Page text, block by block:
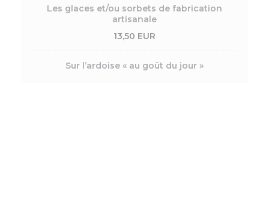
Les glaces et/ou sorbets de fabrication
artisanale
13,50 EUR
Sur l’ardoise « au goût du jour »